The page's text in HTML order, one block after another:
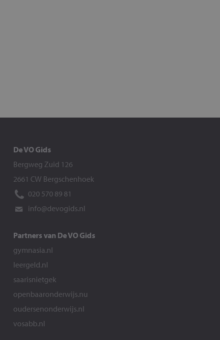
De VO Gids
Bergweg Zuid 126
2661 CW Bergschenhoek
020 570 89 81
info@devogids.nl
Partners van De VO Gids
gymnasia.nl
leergeld.nl
saarisnietgek
openbaaronderwijs.nu
oudersenonderwijs.nl
vosabb.nl